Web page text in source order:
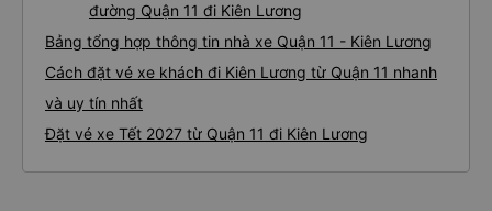
đường Quận 11 đi Kiên Lương
Bảng tổng hợp thông tin nhà xe Quận 11 - Kiên Lương
Cách đặt vé xe khách đi Kiên Lương từ Quận 11 nhanh
và uy tín nhất
Đặt vé xe Tết 2027 từ Quận 11 đi Kiên Lương